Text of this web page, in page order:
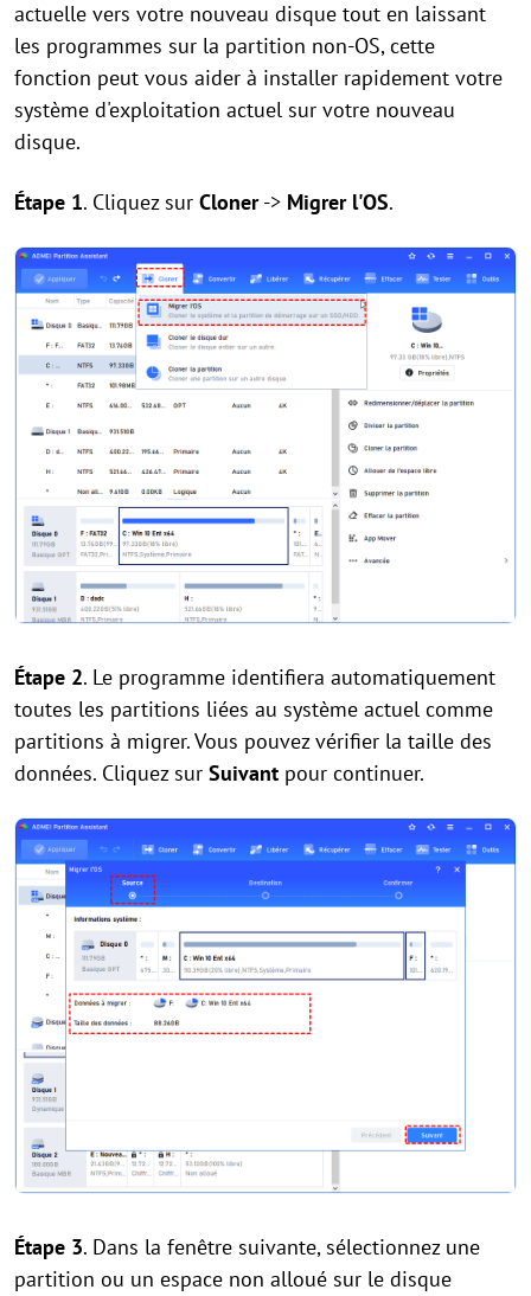
actuelle vers votre nouveau disque tout en laissant
les programmes sur la partition non-OS, cette
fonction peut vous aider à installer rapidement votre
système d'exploitation actuel sur votre nouveau
disque.
Étape 1. Cliquez sur Cloner-> Migrer l'OS.
Étape 2. Le programme identifiera automatiquement
toutes les partitions liées au système actuel comme
partitions à migrer. Vous pouvez vérifier la taille des
données. Cliquez sur Suivant pour continuer.
Étape 3. Dans la fenêtre suivante, sélectionnez une
partition ou un espace non alloué sur le disque